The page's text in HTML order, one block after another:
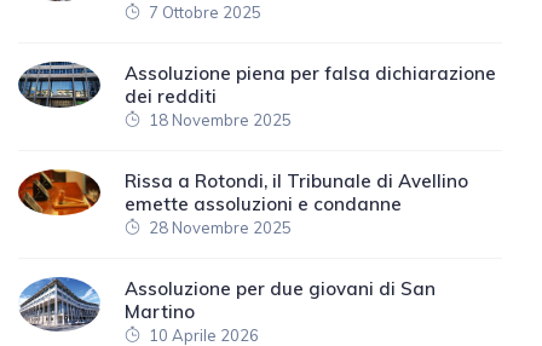
7 Ottobre 2025
Assoluzione piena per falsa dichiarazione
dei redditi
18 Novembre 2025
Rissa a Rotondi, il Tribunale di Avellino
emette assoluzioni e condanne
28 Novembre 2025
Assoluzione per due giovani di San
Martino
10 Aprile 2026